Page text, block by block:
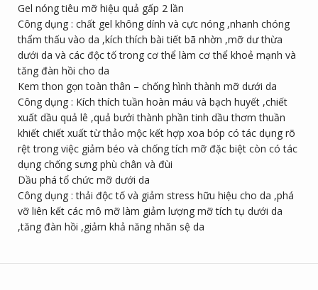
Gel nóng tiêu mỡ hiệu quả gấp 2 lần
Công dụng : chất gel không dính và cực nóng ,nhanh chóng
thẩm thấu vào da ,kích thích bài tiết bã nhờn ,mỡ dư thừa
dưới da và các độc tố trong cơ thể làm cơ thể khoẻ mạnh và
tăng đàn hồi cho da
Kem thon gọn toàn thân – chống hình thành mỡ dưới da
Công dụng : Kích thích tuần hoàn máu và bạch huyết ,chiết
xuất dầu quả lê ,quả bưởi thành phần tinh dầu thơm thuần
khiết chiết xuất từ thảo mộc kết hợp xoa bóp có tác dụng rõ
rệt trong việc giảm béo và chống tích mỡ đặc biệt còn có tác
dụng chống sưng phù chân và đùi
Dầu phá tổ chức mỡ dưới da
Công dụng : thải độc tố và giảm stress hữu hiệu cho da ,phá
vỡ liên kết các mô mỡ làm giảm lượng mỡ tích tụ dưới da
,tăng đàn hồi ,giảm khả năng nhăn sệ da